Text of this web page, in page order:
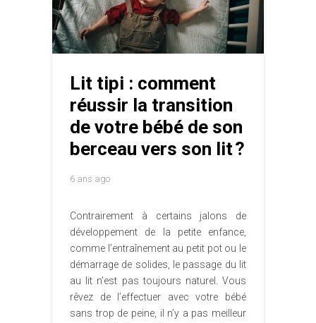
Lit tipi : comment
réussir la transition
de votre bébé de son
berceau vers son lit ?
6 ans ago
Contrairement à certains jalons de
développement de la petite enfance,
comme l’entraînement au petit pot ou le
démarrage de solides, le passage du lit
au lit n’est pas toujours naturel. Vous
rêvez de l’effectuer avec votre bébé
sans trop de peine, il n’y a pas meilleur